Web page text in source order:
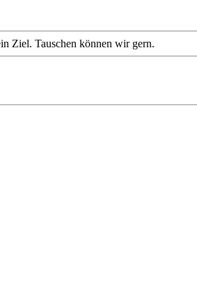
Ziel. Tauschen können wir gern.